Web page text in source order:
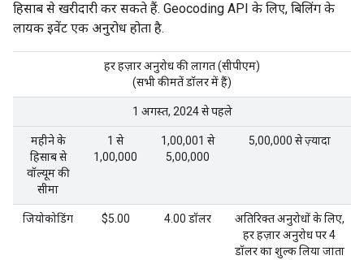
हिसाब से खरीदारी कर सकते हैं. Geocoding API के लिए, बिलिंग के
लायक इवेंट एक अनुरोध होता है.
हर हज़ार अनुरोध की लागत (सीपीएम)
(सभी कीमतें डॉलर में हैं)
1 अगस्त, 2024 से पहले
महीने के
हिसाब से
वॉल्यूम की
सीमा
1 से
1,00,000
1,00,001 से
5,00,000
5,00,000 से ज़्यादा
जियोकोडिंग $5.00 4.00 डॉलर
अतिरिक्त अनुरोधों के लिए,
हर हज़ार अनुरोध पर 4
डॉलर का शुल्क लिया जाता